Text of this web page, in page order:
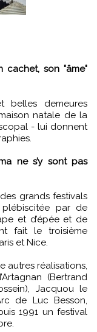
belles demeures
natale de la
- lui donnent
ne s’y sont pas
grands festivals
par de
et d’épée et de
fait le troisième
et Nice.
autres réalisations,
(Bertrand
Jacquou le
de Luc Besson,
1991 un festival